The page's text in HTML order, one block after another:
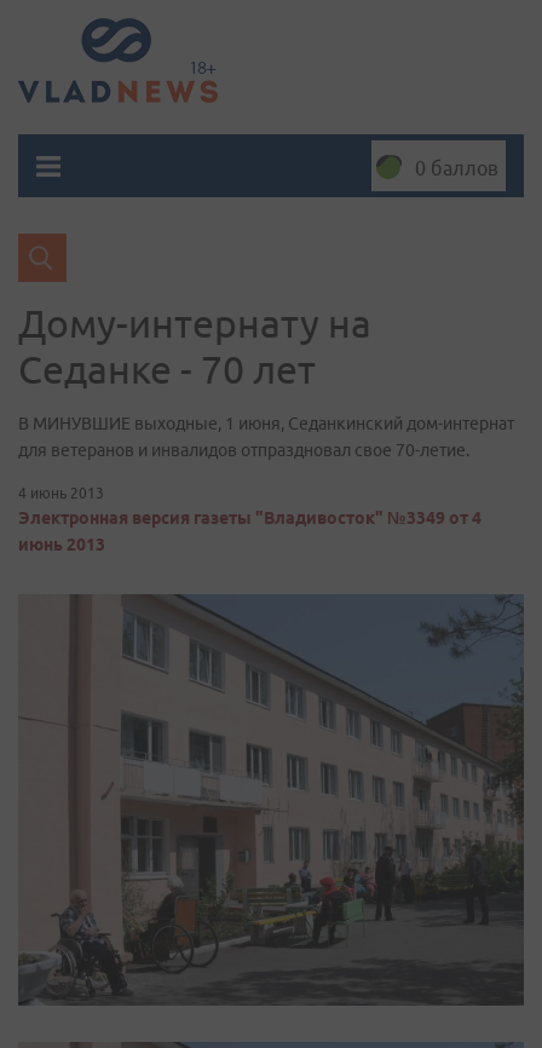
0 баллов
Дому-интернату на
Седанке - 70 лет
В МИНУВШИЕ выходные, 1 июня, Седанкинский дом-интернат
для ветеранов и инвалидов отпраздновал свое 70-летие.
4 июнь 2013
Электронная версия газеты "Владивосток" №3349 от 4
июнь 2013